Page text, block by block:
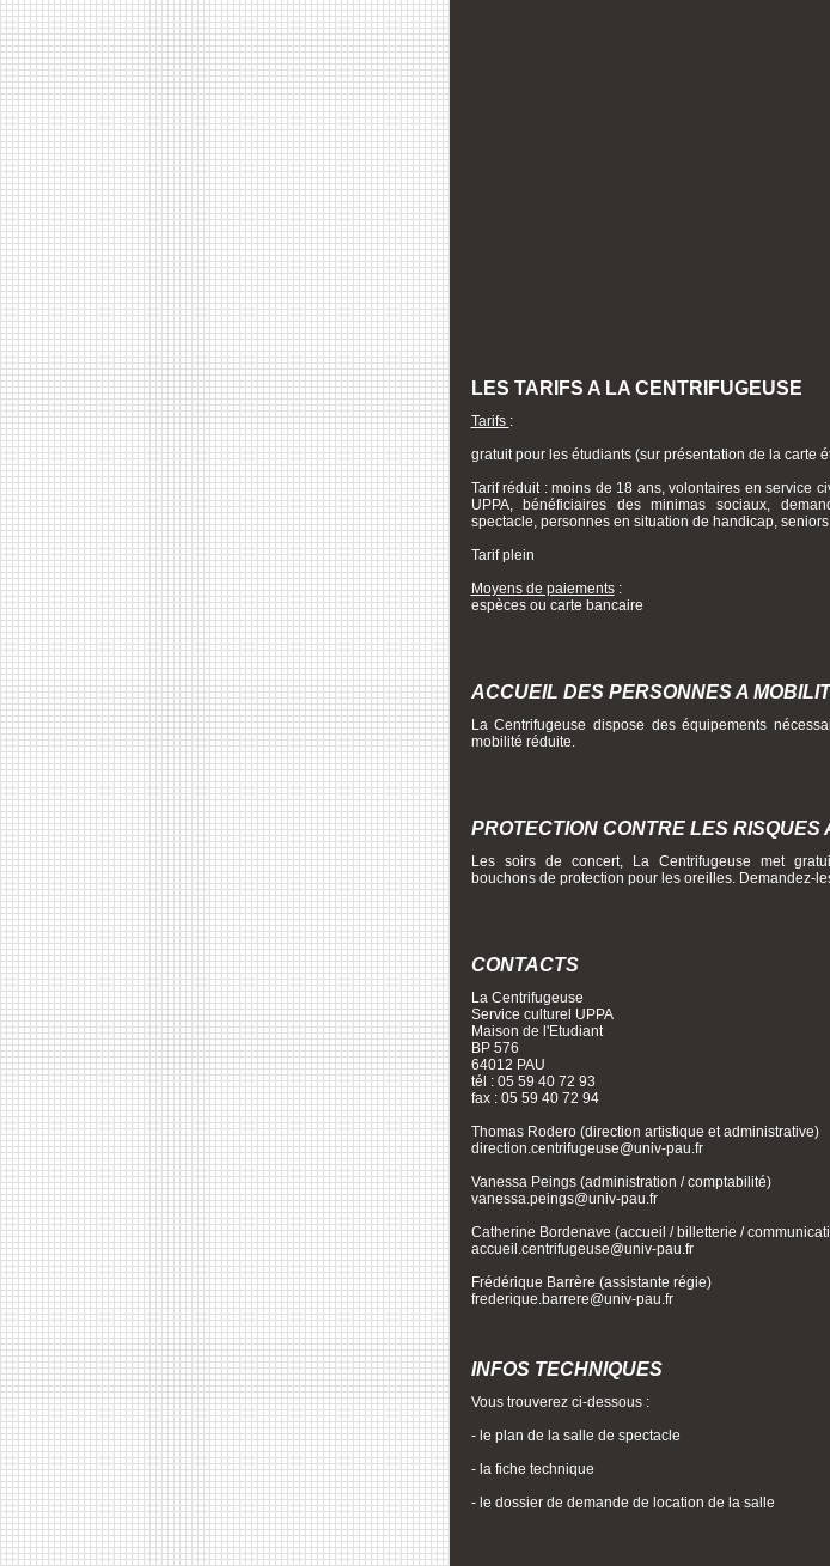
LES TARIFS A LA CENTRIFUGEUSE
Tarifs :
gratuit pour les étudiants (sur présentation de la carte
Tarif réduit : moins de 18 ans, volontaires en service
UPPA, bénéficiaires des minimas sociaux,
spectacle, personnes en situation de handicap,
Tarif plein
Moyens de paiements:
espèces ou carte bancaire
ACCUEIL DES PERSONNES A
La Centrifugeuse dispose des équipements
mobilité réduite.
PROTECTION CONTRE LES RISQUES
Les soirs de concert, La Centrifugeuse met
bouchons de protection pour les oreilles. Demandez-
CONTACTS
La Centrifugeuse
Service culturel UPPA
Maison de l'Etudiant
BP 576
64012 PAU
tél : 05 59 40 72 93
fax : 05 59 40 72 94
Thomas Rodero (direction artistique et administrative)
direction.centrifugeuse@univ-pau.fr
Vanessa Peings (administration / comptabilité)
vanessa.peings@univ-pau.fr
Catherine Bordenave (accueil / billetterie /
accueil.centrifugeuse@univ-pau.fr
Frédérique Barrère (assistante régie)
frederique.barrere@univ-pau.fr
INFOS TECHNIQUES
Vous trouverez ci-dessous :
- le plan de la salle de spectacle
- la fiche technique
- le dossier de demande de location de la salle